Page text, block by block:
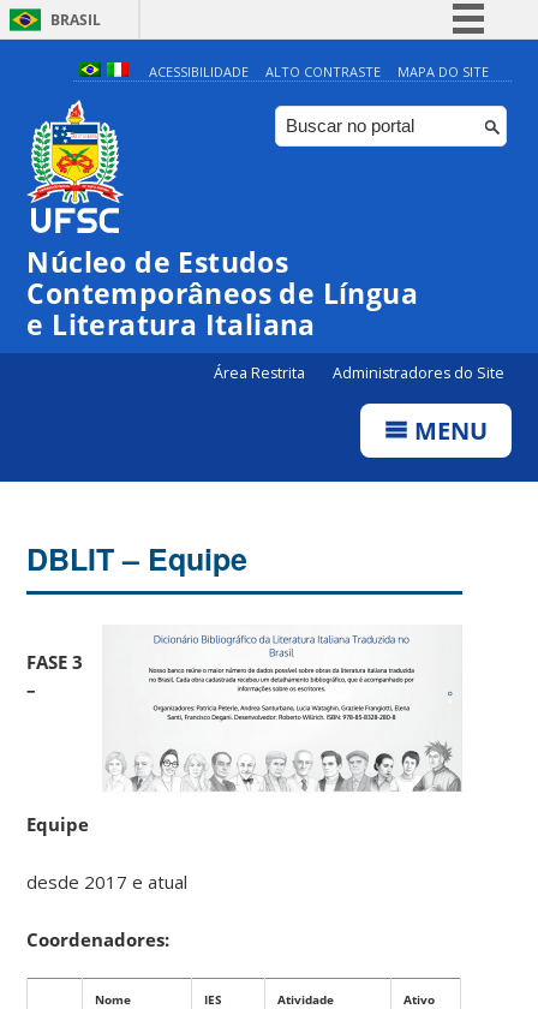
BRASIL
Simplifique!
Comunica BR
Participe
ACESSIBILIDADE ALTO CONTRASTE MAPA DO SITE
Núcleo de Estudos
Contemporâneos de Língua
e Literatura Italiana
Área Restrita Administradores do Site
MENU
DBLIT – Equipe
FASE 3
–
Equipe
desde 2017 e atual
Coordenadores:
Nome IES Atividade Ativo